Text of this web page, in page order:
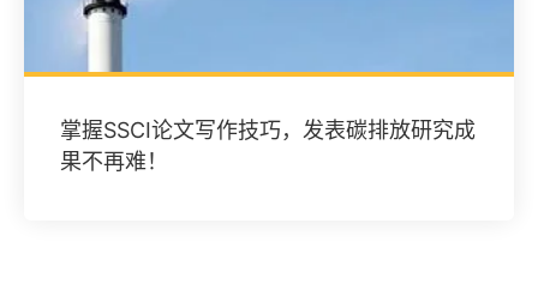
掌握SSCI论文写作技巧，发表碳排放研究成
果不再难！